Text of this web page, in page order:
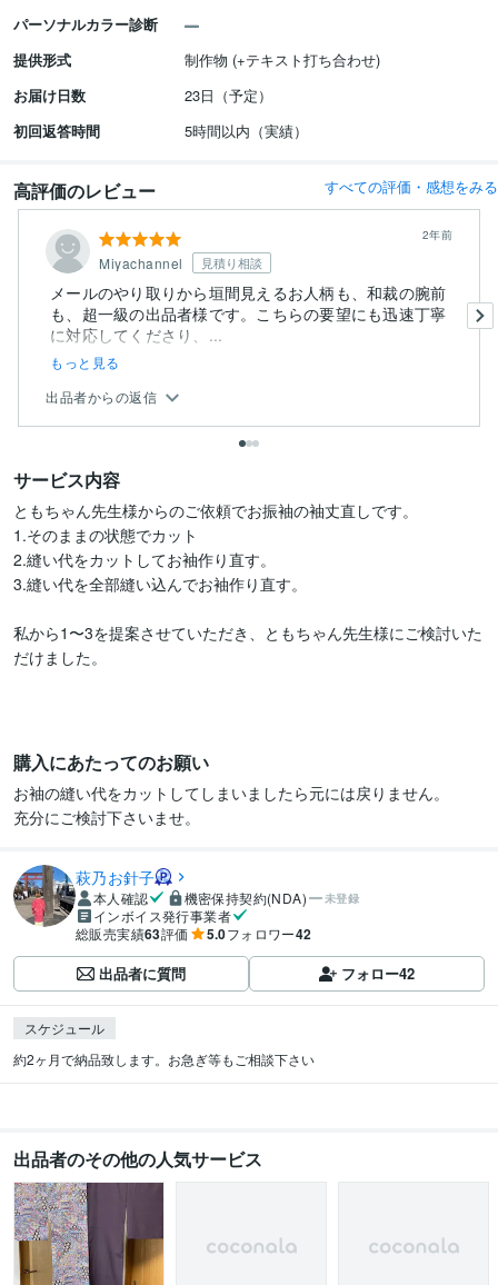
パーソナルカラー診断
提供形式
制作物 (+テキスト打ち合わせ)
お届け日数
23日（予定）
初回返答時間
5時間以内（実績）
高評価のレビュー すべての評価・感想をみる
Miyachannel 見積り相談
2年前
メールのやり取りから垣間見えるお人柄も、和裁の腕前
も、超一級の出品者様です。こちらの要望にも迅速丁寧
に対応してくださり、...
もっと見る
出品者からの返信
サービス内容
ともちゃん先生様からのご依頼でお振袖の袖丈直しです。
1.そのままの状態でカット
2.縫い代をカットしてお袖作り直す。
3.縫い代を全部縫い込んでお袖作り直す。
私から1〜3を提案させていただき、ともちゃん先生様にご検討いた
だけました。
購入にあたってのお願い
お袖の縫い代をカットしてしまいましたら元には戻りません。
充分にご検討下さいませ。
萩乃お針子
本人確認 機密保持契約(NDA) 未登録
インボイス発行事業者
総販売実績63評価 5.0フォロワー42
出品者に質問 フォロー42
スケジュール
約2ヶ月で納品致します。お急ぎ等もご相談下さい
出品者のその他の人気サービス